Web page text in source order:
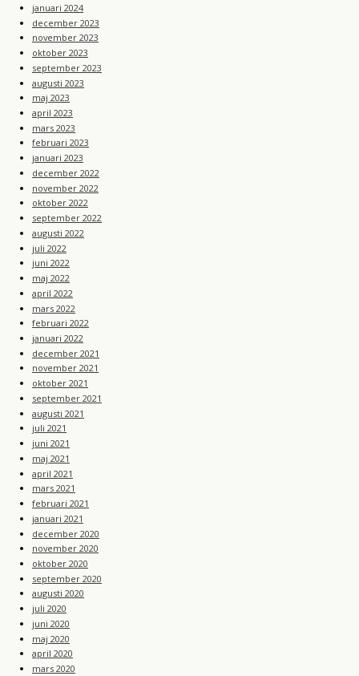
januari 2024
december 2023
november 2023
oktober 2023
september 2023
augusti 2023
maj 2023
april 2023
mars 2023
februari 2023
januari 2023
december 2022
november 2022
oktober 2022
september 2022
augusti 2022
juli 2022
juni 2022
maj 2022
april 2022
mars 2022
februari 2022
januari 2022
december 2021
november 2021
oktober 2021
september 2021
augusti 2021
juli 2021
juni 2021
maj 2021
april 2021
mars 2021
februari 2021
januari 2021
december 2020
november 2020
oktober 2020
september 2020
augusti 2020
juli 2020
juni 2020
maj 2020
april 2020
mars 2020